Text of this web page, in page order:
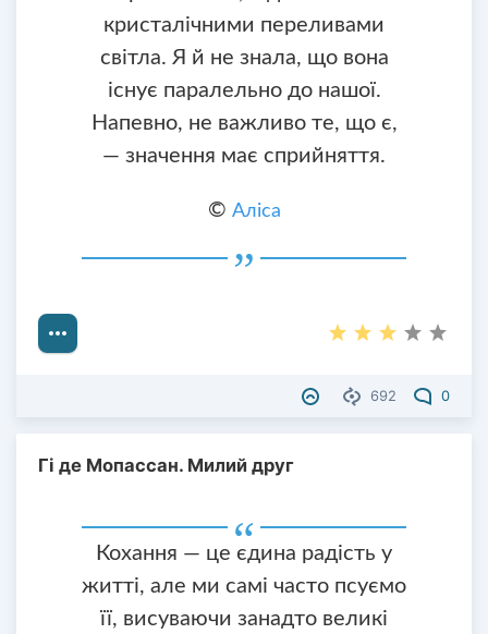
кристалічними переливами
світла. Я й не знала, що вона
існує паралельно до нашої.
Напевно, не важливо те, що є,
— значення має сприйняття.
© Аліса
692 0
Гі де Мопассан. Милий друг
Кохання — це єдина радість у
житті, але ми самі часто псуємо
її, висуваючи занадто великі